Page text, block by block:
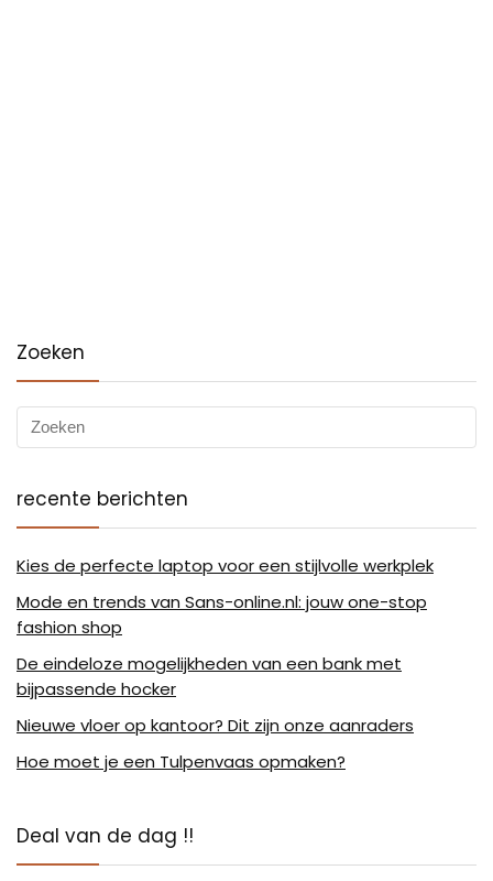
Zoeken
recente berichten
Kies de perfecte laptop voor een stijlvolle werkplek
Mode en trends van Sans-online.nl: jouw one-stop
fashion shop
De eindeloze mogelijkheden van een bank met
bijpassende hocker
Nieuwe vloer op kantoor? Dit zijn onze aanraders
Hoe moet je een Tulpenvaas opmaken?
Deal van de dag !!